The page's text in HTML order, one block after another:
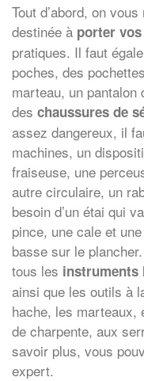
Tout d’abord, on
destinée à porter
pratiques. Il faut
poches, des
marteau, un
des chaussures de
assez dangereux, il
machines, un
fraiseuse, une
autre circulaire, un
besoin d’un étai qui
pince, une cale et
basse sur le
tous les instruments
ainsi que les outils à
hache, les marteaux,
de charpente, aux
savoir plus, vous
expert.